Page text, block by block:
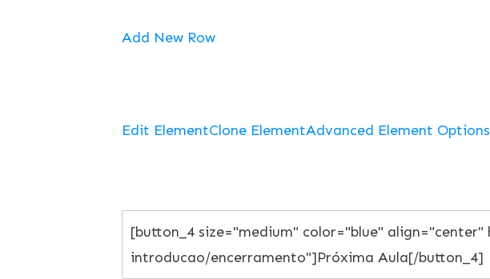
Add New Row
Edit ElementClone ElementAdvanced Element Options